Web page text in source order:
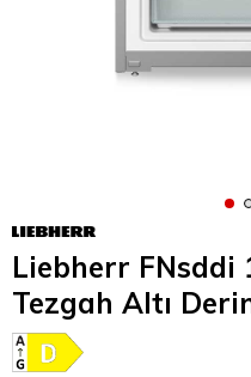
Liebherr FNsddi
Tezgah Altı